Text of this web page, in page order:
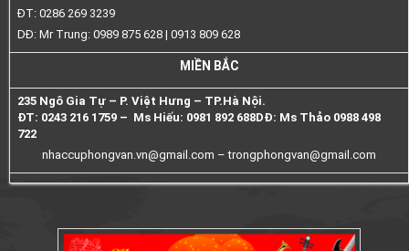
ĐT: 0286 269 3239
DĐ: Mr Trung: 0989 875 628 | 0913 809 628
MIỀN BẮC
235 Ngô Gia Tự – P. Việt Hưng – TP.Hà Nội.
ĐT: 0243 216 1759 – Ms Hiếu: 0981 892 688DĐ: Ms Thảo 0988 498
722
nhaccuphongvan.vn@gmail.com –trongphongvan@gmail.com